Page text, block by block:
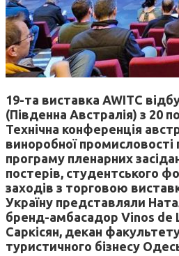
19-та виставка AWITC
(Південна Австралія) з 20
Технічна конференція
виноробної
програму пленарних
постерів, студентського
заходів з торговою
Україну представляли
бренд-амбасадор Vinos de
Саркісян, декан факультету
туристичного бізнесу